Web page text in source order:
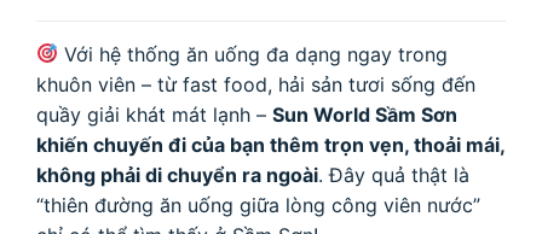
Với hệ thống ăn uống đa dạng ngay trong
khuôn viên – từ fast food, hải sản tươi sống đến
quầy giải khát mát lạnh – Sun World Sầm Sơn
khiến chuyến đi của bạn thêm trọn vẹn, thoải mái,
không phải di chuyển ra ngoài. Đây quả thật là
“thiên đường ăn uống giữa lòng công viên nước”